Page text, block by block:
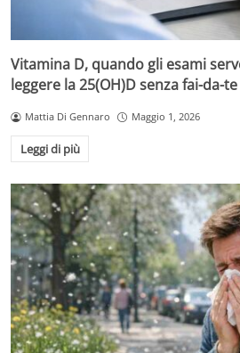
Vitamina D, quando gli esami
leggere la 25(OH)D senza fai-da-te
Mattia Di Gennaro Maggio 1, 2026
Leggi di più